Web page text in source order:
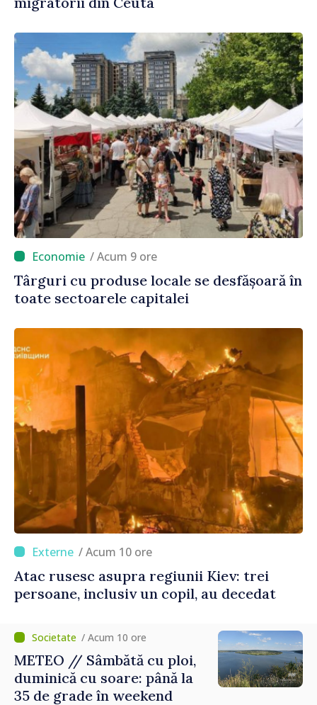
/ Acum 9 ore
Târguri cu produse locale se desfășoară în
toate sectoarele capitalei
/ Acum 10 ore
Atac rusesc asupra regiunii Kiev: trei
persoane, inclusiv un copil, au decedat
/ Acum 10 ore
METEO // Sâmbătă cu ploi,
duminică cu soare: până la
35 de grade în weekend